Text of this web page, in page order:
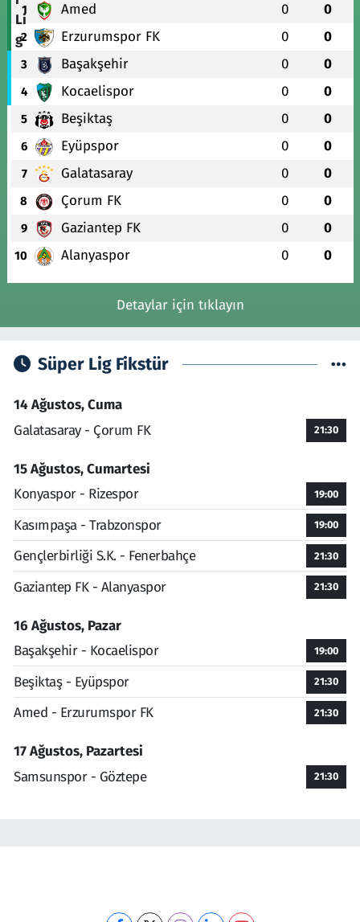
1 Amed 0 0
2 Erzurumspor FK 0 0
3 Başakşehir 0 0
4 Kocaelispor 0 0
5 Beşiktaş 0 0
6 Eyüpspor 0 0
7 Galatasaray 0 0
8 Çorum FK 0 0
9 Gaziantep FK 0 0
10 Alanyaspor 0 0
Detaylar için tıklayın
Süper Lig Fikstür
14 Ağustos, Cuma
Galatasaray - Çorum FK
21:30
15 Ağustos, Cumartesi
Konyaspor - Rizespor
19:00
Kasımpaşa - Trabzonspor 19:00
Gençlerbirliği S.K. - Fenerbahçe 21:30
Gaziantep FK - Alanyaspor 21:30
16 Ağustos, Pazar
Başakşehir - Kocaelispor
19:00
Beşiktaş - Eyüpspor 21:30
Amed - Erzurumspor FK 21:30
17 Ağustos, Pazartesi
Samsunspor - Göztepe
21:30